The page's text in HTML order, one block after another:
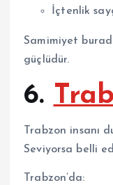
İçtenlik
Samimiyet
güçlüdür.
6.
Trabzon insanı
Seviyorsa belli
Trabzon’da: